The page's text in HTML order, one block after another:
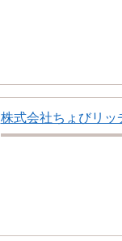
株式会社ちょびリッ